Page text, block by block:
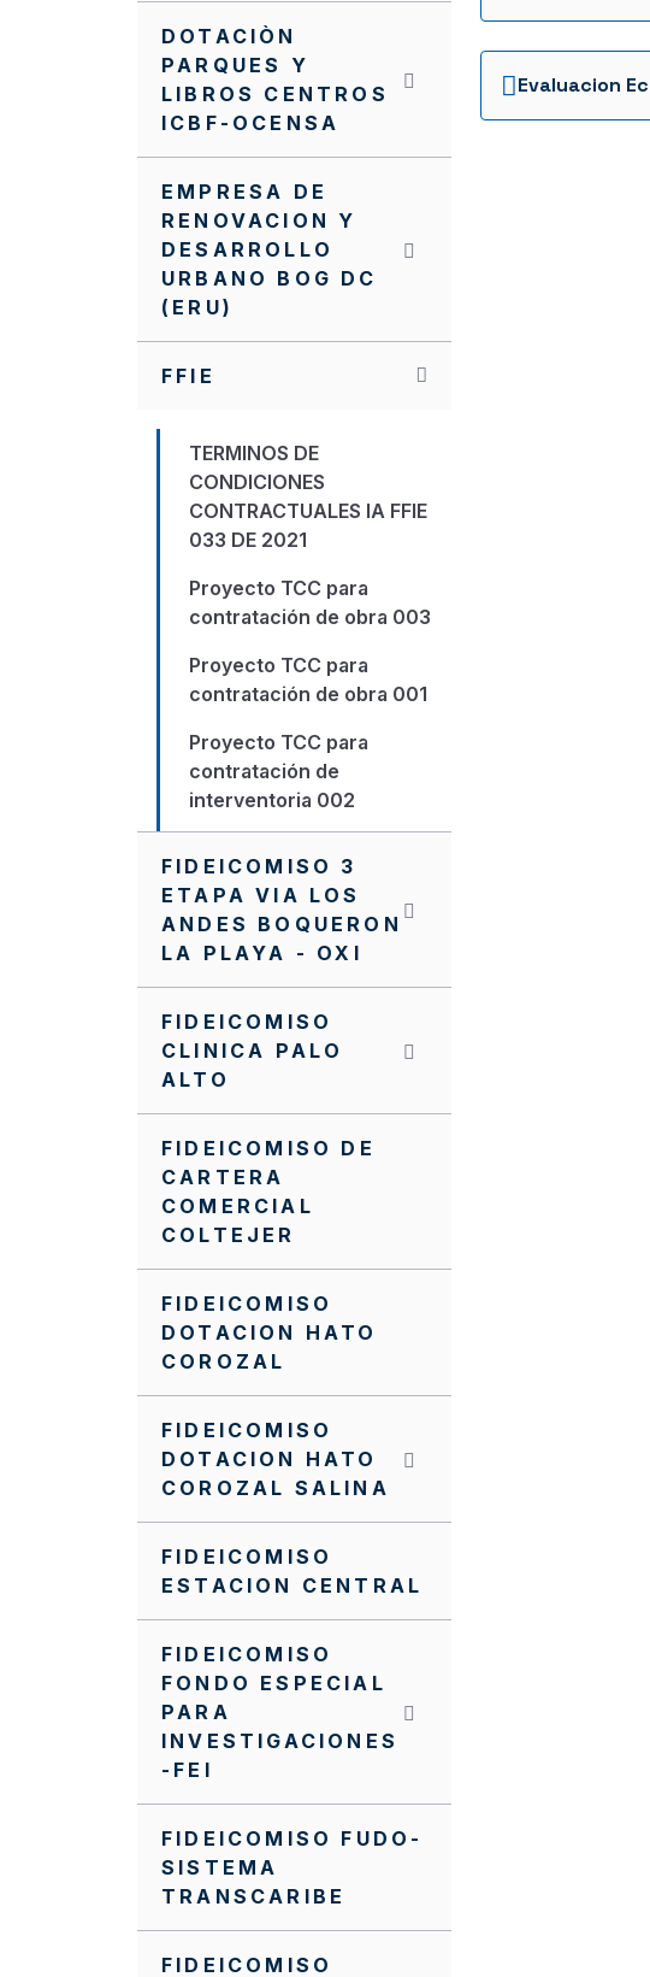
DOTACIÒN
PARQUES Y
LIBROS CENTROS
ICBF-OCENSA
EMPRESA DE
RENOVACION Y
DESARROLLO
URBANO BOG DC
(ERU)
FFIE
TERMINOS DE
CONDICIONES
CONTRACTUALES IA FFIE
033 DE 2021
Proyecto TCC para
contratación de obra 003
Proyecto TCC para
contratación de obra 001
Proyecto TCC para
contratación de
interventoria 002
Comunicaciones
Procedimiento general
dev- Recursos Entidades
Territoriales
Procedimiento
asignación acuerdos
obra
PQR
Nuevo Manual de
Supervisión e
Interventoría
NVITACION INTERNA
SA0061 FFIE DE 2022
NVITACION INTERNA FFIE
No 040
NUEVO MANUAL
OPERATIVO DEL PA FFIE
NUEVO MANUAL
FINANCIERO DEL PA FFIE
Manual Operativo
Manual Financiero
MANUALES
CONTRATACIÓN PA FFIE
Invitación cerrada FFIE
SC0098-2024
Invitación cerrada FFIE
SC0096-2024
Invitación Cerrada No.
FFIE 005 de 2016
FIDEICOMISO 3
ETAPA VIA LOS
ANDES BOQUERON
LA PLAYA - OXI
FIDEICOMISO
CLINICA PALO
ALTO
FIDEICOMISO DE
CARTERA
COMERCIAL
COLTEJER
FIDEICOMISO
DOTACION HATO
COROZAL
FIDEICOMISO
DOTACION HATO
COROZAL SALINA
FIDEICOMISO
ESTACION CENTRAL
FIDEICOMISO
FONDO ESPECIAL
PARA
INVESTIGACIONES
-FEI
FIDEICOMISO FUDO-
SISTEMA
TRANSCARIBE
FIDEICOMISO